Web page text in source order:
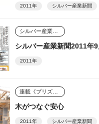
2011年 シルバー産業新聞
シルバー産業新聞2011年
2011年
木がつなぐ安心
2011年 シルバー産業新聞